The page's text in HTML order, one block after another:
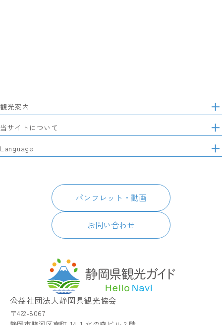
サ
イ
ト
マ
ッ
プ
観光案内
特集
モデルコース
当サイトについて
静岡県観光協会について
パンフレット・動画
Language
パンフレット・動画
お問い合わせ
公益社団法人静岡県観光協会
〒422-8067